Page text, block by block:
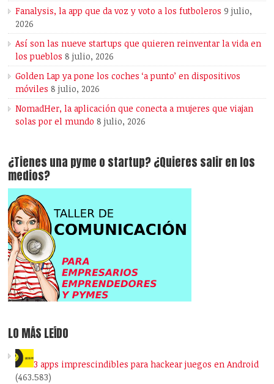
Fanalysis, la app que da voz y voto a los futboleros 9 julio,
2026
Así son las nueve startups que quieren reinventar la vida en
los pueblos 8 julio, 2026
Golden Lap ya pone los coches ‘a punto’ en dispositivos
móviles 8 julio, 2026
NomadHer, la aplicación que conecta a mujeres que viajan
solas por el mundo 8 julio, 2026
¿Tienes una pyme o startup? ¿Quieres salir en los
medios?
LO MÁS LEÍDO
3 apps imprescindibles para hackear juegos en Android
(463.583)